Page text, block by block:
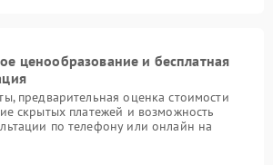
ценообразование и бесплатная
предварительная оценка стоимости
скрытых платежей и возможность
по телефону или онлайн на